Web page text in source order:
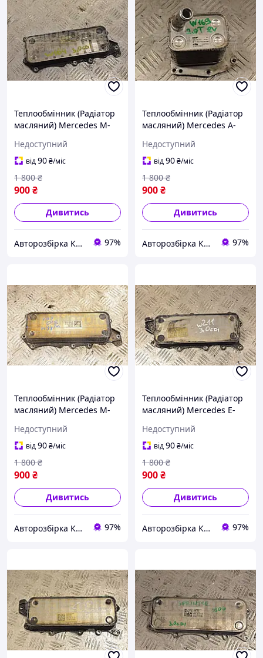
Теплообмінник (Радіатор
масляний) Mercedes M-
2011 A6421800165 209440
Недоступний
від90₴/міс
900₴
1 800 ₴
Дивитись
Авторозбірка Київ б/у автозапчастини 97%
Теплообмінник (Радіатор
масляний) Mercedes A-
2012 A2661800065 196050
Недоступний
від90₴/міс
900₴
1 800 ₴
Дивитись
Авторозбірка Київ б/у автозапчастини 97%
Теплообмінник (Радіатор
масляний) Mercedes M-
2011 A6421800165 188593
Недоступний
від90₴/міс
900₴
1 800 ₴
Дивитись
Авторозбірка Київ б/у автозапчастини 97%
Теплообмінник (Радіатор
масляний) Mercedes E-
2009 A6421800165 240954
Недоступний
від90₴/міс
900₴
1 800 ₴
Дивитись
Авторозбірка Київ б/у автозапчастини 97%